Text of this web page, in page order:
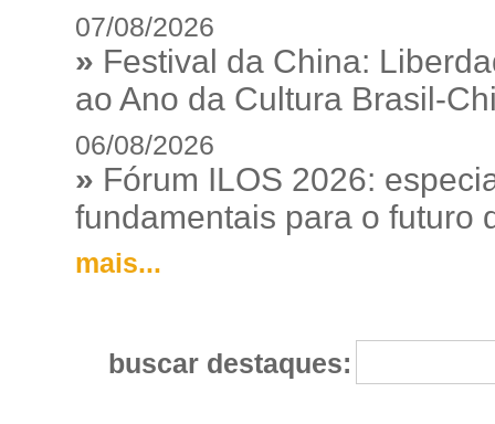
07/08/2026
» Festival da China:
ao Ano da Cultura Brasil-
06/08/2026
» Fórum ILOS 2026:
fundamentais para o futuro
mais...
buscar destaques: